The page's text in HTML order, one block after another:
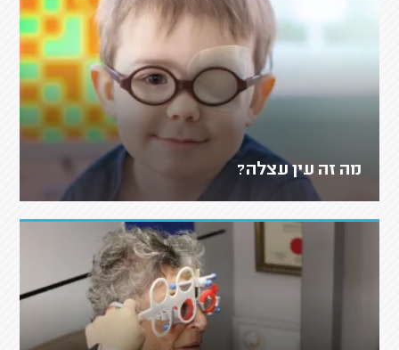
מה זה עין עצלה?